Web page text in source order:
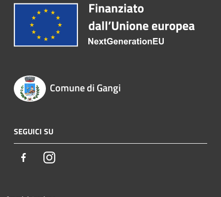
Comune di Gangi
SEGUICI SU
FacebookInstagram